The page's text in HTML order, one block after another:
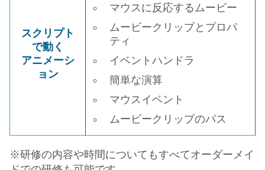
スクリプト
で動く
アニメーシ
ョン
マウスに反応するムービー
ムービークリップとプロパ
ティ
イベントハンドラ
簡単な演算
マウスイベント
ムービークリップのパス
※研修の内容や時間についてもすべてオーダーメイ